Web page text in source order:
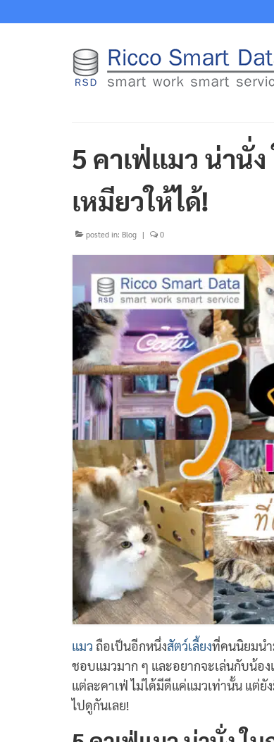
5 คาเฟ่แมว น่านั่
เหมียวให้ได้!
posted in: Blog | 0
แมว ถือเป็นอีกหนึ่งสัตว์เลี้ยงที่คนนิยมนำ
ชอบแมวมาก ๆ และอยากจะเล่นกับน้อง
แต่ละคาเฟ่ ไม่ได้มีดีแค่แมวเท่านั้น แต่
ไปดูกันเลย!